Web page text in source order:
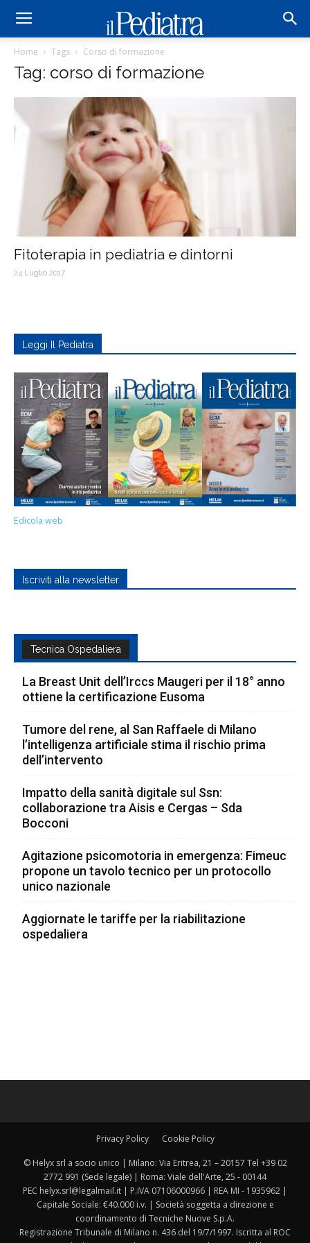
Home Tags Corso di formazione
Tag: corso di formazione
Fitoterapia in pediatria e dintorni
24 Luglio 2017
Leggi Il Pediatra
Edicola web
Iscriviti alla newsletter
Tecnica Ospedaliera
La Breast Unit dell’Irccs Maugeri per il 18° anno
ottiene la certificazione Eusoma
Tumore del rene, al San Raffaele di Milano
l’intelligenza artificiale stima il rischio prima
dell’intervento
Impatto della sanità digitale sul Ssn:
collaborazione tra Aisis e Cergas – Sda
Bocconi
Agitazione psicomotoria in emergenza: Fimeuc
propone un tavolo tecnico per un protocollo
unico nazionale
Aggiornate le tariffe per la riabilitazione
ospedaliera
Privacy Policy Cookie Policy
© Helyx srl a socio unico | Milano: Via Eritrea, 21 – 20157 Tel +39 02
2772 991 (Sede legale) | Roma: Viale dell'Arte, 25 - 00144
PEC helyx.srl@legalmail.it | P.IVA 07106000966 | REA MI - 1935962 |
Capitale Sociale: €40.000 i.v. | Società soggetta a direzione e
coordinamento di Tecniche Nuove S.p.A.
Registrazione Tribunale di Milano n. 436 del 19/7/1997. Iscritta al ROC